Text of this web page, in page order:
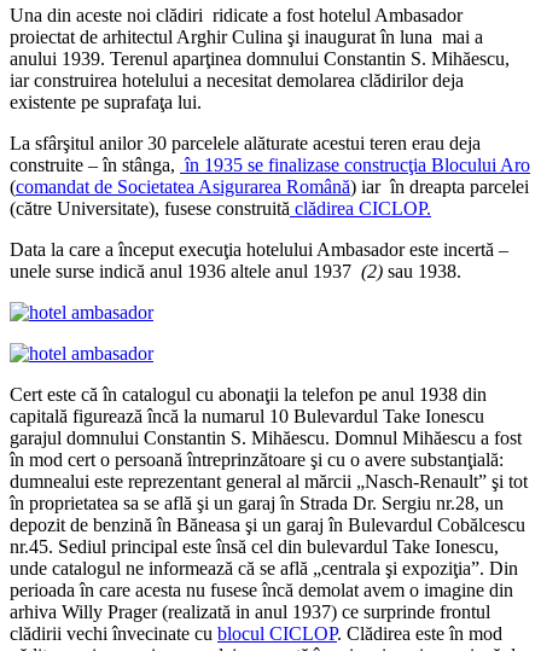
Una din aceste noi clădiri ridicate a fost hotelul Ambasador
proiectat de arhitectul Arghir Culina şi inaugurat în luna mai a
anului 1939. Terenul aparţinea domnului Constantin S. Mihăescu,
iar construirea hotelului a necesitat demolarea clădirilor deja
existente pe suprafaţa lui.
La sfârşitul anilor 30 parcelele alăturate acestui teren erau deja
construite – în stânga, în 1935 se finalizase construcţia Blocului Aro
(comandat de Societatea Asigurarea Română) iar în dreapta parcelei
(către Universitate), fusese construită clădirea CICLOP.
Data la care a început execuţia hotelului Ambasador este incertă –
unele surse indică anul 1936 altele anul 1937 (2) sau 1938.
Cert este că în catalogul cu abonaţii la telefon pe anul 1938 din
capitală figurează încă la numarul 10 Bulevardul Take Ionescu
garajul domnului Constantin S. Mihăescu. Domnul Mihăescu a fost
în mod cert o persoană întreprinzătoare şi cu o avere substanţială:
dumnealui este reprezentant general al mărcii „Nasch-Renault” şi tot
în proprietatea sa se află şi un garaj în Strada Dr. Sergiu nr.28, un
depozit de benzină în Băneasa şi un garaj în Bulevardul Cobălcescu
nr.45. Sediul principal este însă cel din bulevardul Take Ionescu,
unde catalogul ne informează că se află „centrala şi expoziţia”. Din
perioada în care acesta nu fusese încă demolat avem o imagine din
arhiva Willy Prager (realizată in anul 1937) ce surprinde frontul
clădirii vechi învecinate cu blocul CICLOP. Clădirea este în mod